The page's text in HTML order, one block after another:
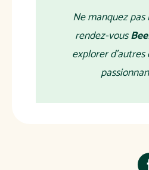
Ne manquez
rendez-vous
explorer d'autres